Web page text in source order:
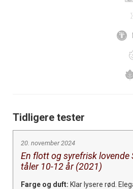
Tidligere tester
20. november 2024
En flott og syrefrisk lovende
tåler 10-12 år (2021)
Farge og duft: Klar lysere rød.